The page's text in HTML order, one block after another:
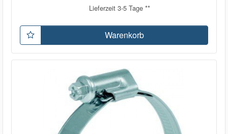
Lieferzeit 3-5 Tage **
Warenkorb